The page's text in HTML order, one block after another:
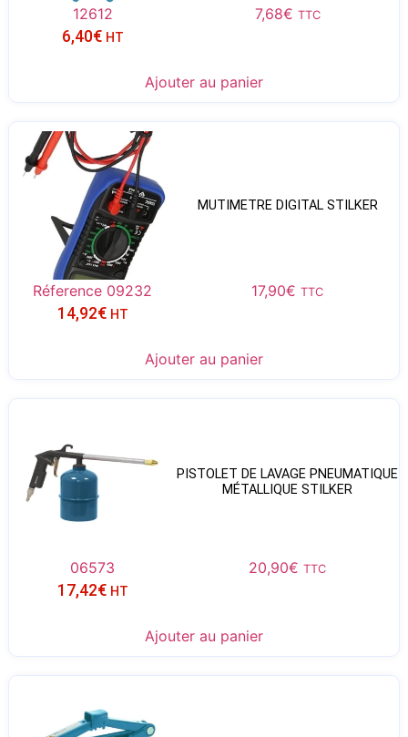
12612 7,68€ TTC
6,40€ HT
Ajouter au panier
MUTIMETRE DIGITAL STILKER
Réference 09232 17,90€ TTC
14,92€ HT
Ajouter au panier
PISTOLET DE LAVAGE PNEUMATIQUE
MÉTALLIQUE STILKER
06573 20,90€ TTC
17,42€ HT
Ajouter au panier